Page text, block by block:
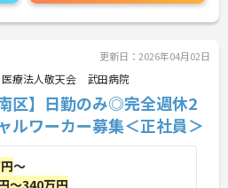
度や先輩スタッフのサ
、未経験の方も安心し
策ポイントなどさらに
お気軽にご相談くださ
更新日：2026年04月02日
医療法人敬天会 武田病院
区】日勤のみ◎完全週休2
ルワーカー募集＜正社員＞
～